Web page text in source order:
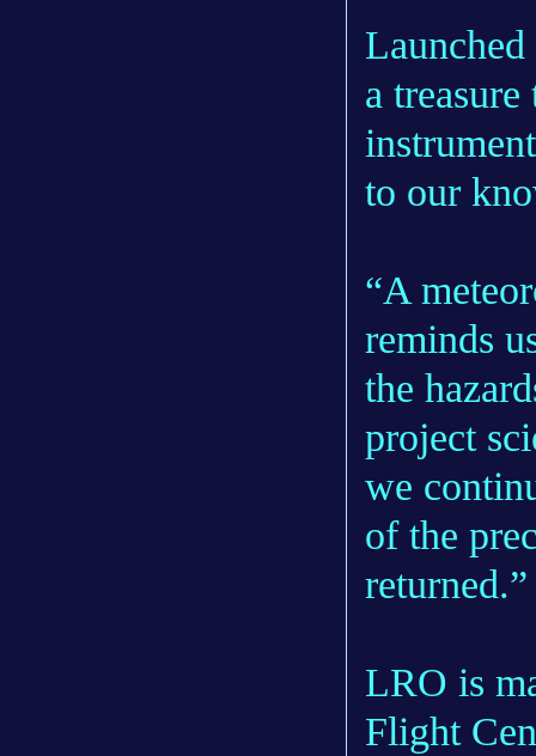
a
to our
“A
reminds
the
project
we
of the
returned.”
LRO is
Flight